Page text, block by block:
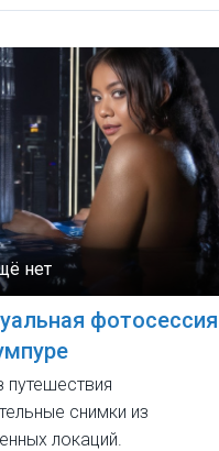
путешествия
снимки из
локаций.